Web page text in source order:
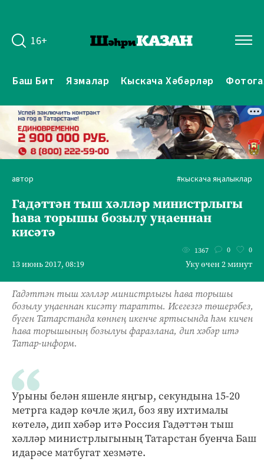
16+
Баш Бит Язмалар Кыскача Хәбәрләр
автор #кыскача яңалыклар
Гадәттән тыш хәлләр министрлыгы
һава торышы бозылу уңаеннан
кисәтә
13 июнь 2017, 08:19
1367 0 0
Уку өчен 2 минут
Гадәттән тыш хәлләр министрлыгы һава торышы
бозылу уңаеннан кисәтү таратты. Исегезгә төшерәбез,
бүген Татарстанда көннең икенче яртысында һәм кичен
һава торышының бозылуы фаразлана, дип хәбәр итә
Татар-информ.
Урыны белән яшенле яңгыр, секундына 15-20
метрга кадәр көчле җил, боз яву ихтималы
көтелә, дип хәбәр итә Россия Гадәттән тыш
хәлләр министрлыгының Татарстан буенча Баш
идарәсе матбугат хезмәте.